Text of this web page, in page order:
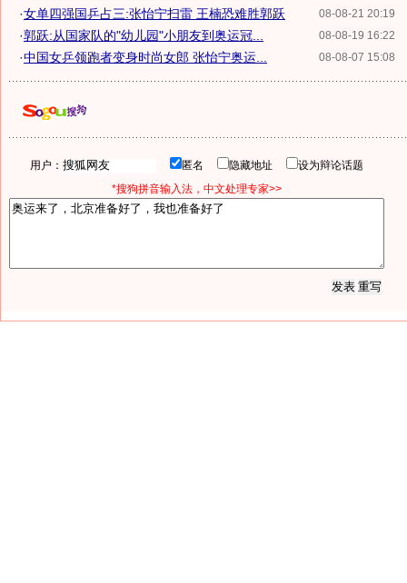
08-08-21 20:19
·女单四强国乒占三:张怡宁扫雷 王楠恐难胜郭跃
08-08-19 16:22
·郭跃:从国家队的"幼儿园"小朋友到奥运冠...
08-08-07 15:08
·中国女乒领跑者变身时尚女郎 张怡宁奥运...
用户： 匿名 隐藏地址
设为辩论话题
*搜狗拼音输入法，中文处理专家>>